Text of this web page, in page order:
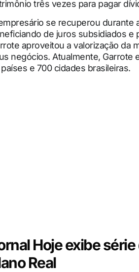
três vezes para pagar
se recuperou durante
de juros subsidiados e
aproveitou a valorização da
negócios. Atualmente, Garrote
e 700 cidades brasileiras.
Hoje exibe
Real